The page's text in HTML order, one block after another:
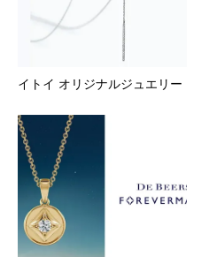
イトイ オリジナルジュエリー